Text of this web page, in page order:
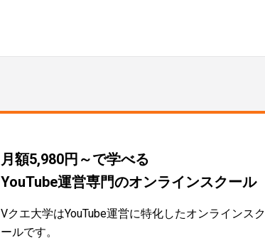
月額5,980円～で学べる
YouTube運営専門のオンラインスクール
Vクエ大学はYouTube運営に特化したオンラインスク
ールです。